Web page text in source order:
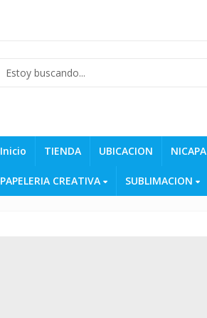
Inicio TIENDA UBICACION NICAPA
PAPELERIA CREATIVA SUBLIMACION